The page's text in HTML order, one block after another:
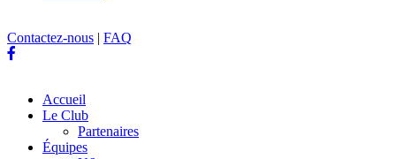
Contactez-nous | FAQ
Accueil
Le Club
Partenaires
Équipes